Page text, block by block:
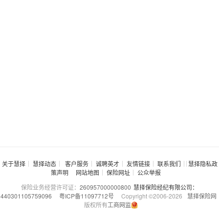
关于慧择 慧择动态 客户服务 诚聘英才 友情链接 联系我们
慧择隐私政
策声明
网站地图 保险网址
公众举报
保险业务经营许可证： 260957000000800 慧择保险经纪有限公司：
440301105759096
粤ICP备11097712号 Copyright ©2006-2026
慧择保险网
版权所有工商网监